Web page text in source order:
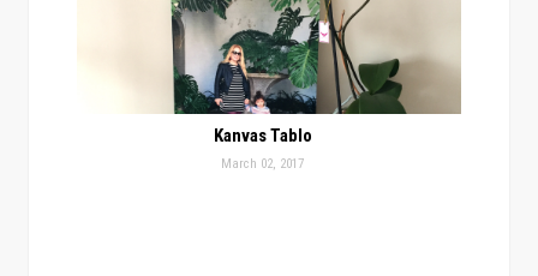
Kanvas Tablo
March 02, 2017